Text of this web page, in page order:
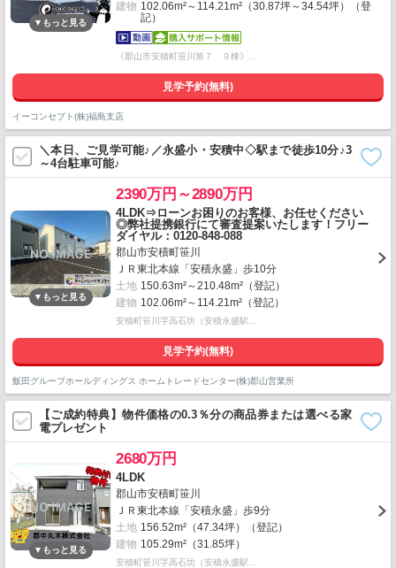
建物 102.06m²～114.21m²（30.87坪～34.54坪）（登
記）
《郡山市安積町笹川第７ ９棟》…
見学予約(無料)
イーコンセプト(株)福島支店
＼本日、ご見学可能♪／永盛小・安積中◇駅まで徒歩10分♪3
～4台駐車可能♪
2390万円～2890万円
4LDK⇒ローンお困りのお客様、お任せください
◎弊社提携銀行にて審査提案いたします！フリー
ダイヤル：0120-848-088
郡山市安積町笹川
ＪＲ東北本線「安積永盛」歩10分
土地 150.63m²～210.48m²（登記）
建物 102.06m²～114.21m²（登記）
安積町笹川字高石坊（安積永盛駅…
見学予約(無料)
飯田グループホールディングス ホームトレードセンター(株)郡山営業所
【ご成約特典】物件価格の0.3％分の商品券または選べる家
電プレゼント
2680万円
4LDK
郡山市安積町笹川
ＪＲ東北本線「安積永盛」歩9分
土地 156.52m²（47.34坪）（登記）
建物 105.29m²（31.85坪）
安積町笹川字高石坊（安積永盛駅…